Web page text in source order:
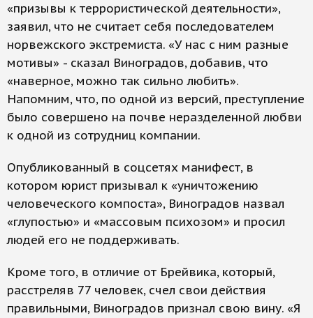
«призывы к террористической деятельности»,
заявил, что не считает себя последователем
норвежского экстремиста. «У нас с ним разные
мотивы» - сказал Виноградов, добавив, что
«наверное, можно так сильно любить».
Напомним, что, по одной из версий, преступление
было совершено на почве неразделенной любви
к одной из сотрудниц компании.
Опубликованный в соцсетях манифест, в
котором юрист призывал к «уничтожению
человеческого компоста», Виноградов назвал
«глупостью» и «массовым психозом» и просил
людей его не поддерживать.
Кроме того, в отличие от Брейвика, который,
расстреляв 77 человек, счел свои действия
правильными, Виноградов признал свою вину. «Я